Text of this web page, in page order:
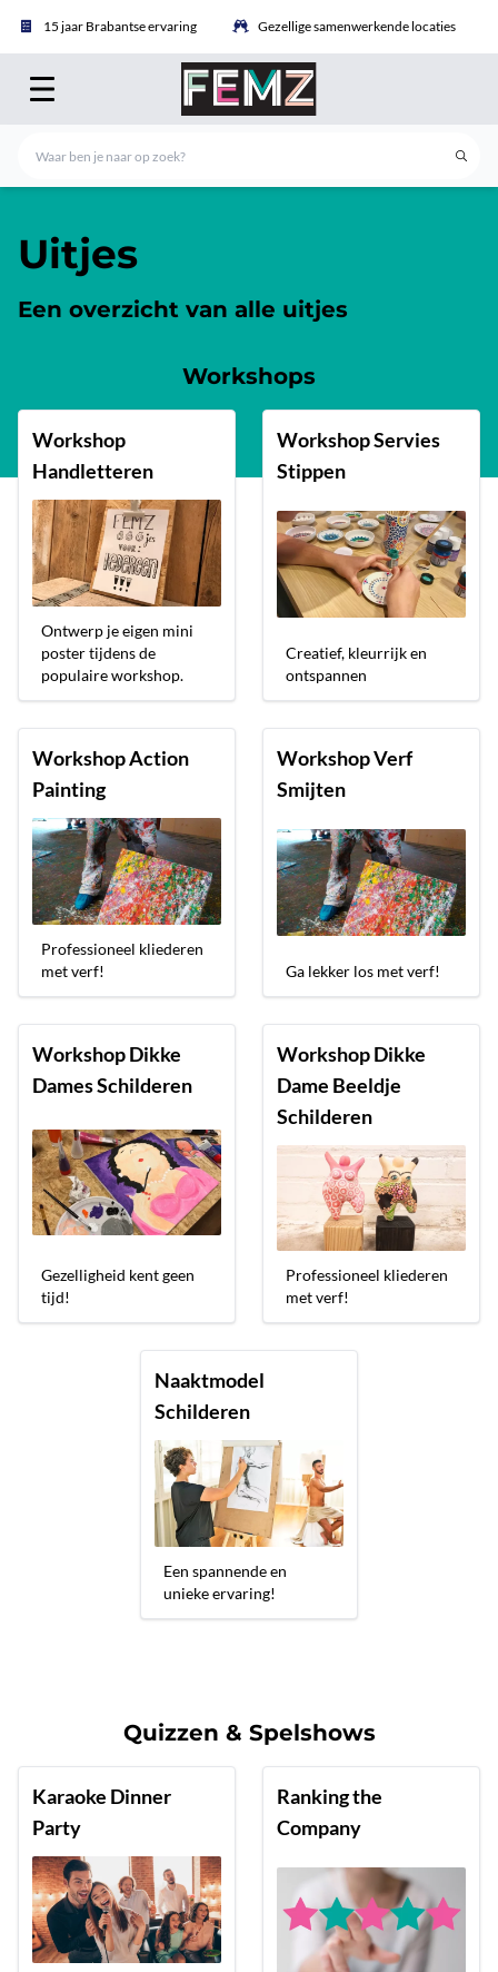
15 jaar Brabantse ervaring Gezellige samenwerkende locaties
Uitjes
Een overzicht van alle uitjes
Workshops
Workshop
Handletteren
Ontwerp je eigen mini
poster tijdens de
populaire workshop.
Workshop Servies
Stippen
Creatief, kleurrijk en
ontspannen
Workshop Action
Painting
Professioneel kliederen
met verf!
Workshop Verf
Smijten
Ga lekker los met verf!
Workshop Dikke
Dames Schilderen
Gezelligheid kent geen
tijd!
Workshop Dikke
Dame Beeldje
Schilderen
Professioneel kliederen
met verf!
Naaktmodel
Schilderen
Een spannende en
unieke ervaring!
Quizzen & Spelshows
Karaoke Dinner
Party
Ranking the
Company